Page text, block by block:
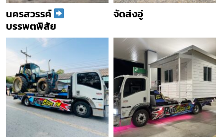
นครสวรรค์
บรรพตพิสัย
จัดส่งอู่